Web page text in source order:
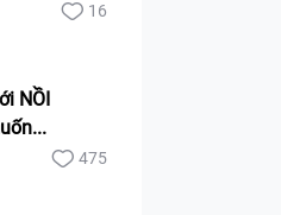
16
NỒI
475